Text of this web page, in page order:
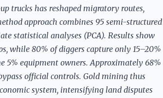
trucks has reshaped migratory routes,
approach combines 95 semi-structured
statistical analyses (PCA). Results show
while 80% of diggers capture only 15–20%
5% equipment owners. Approximately 68%
official controls. Gold mining thus
system, intensifying land disputes